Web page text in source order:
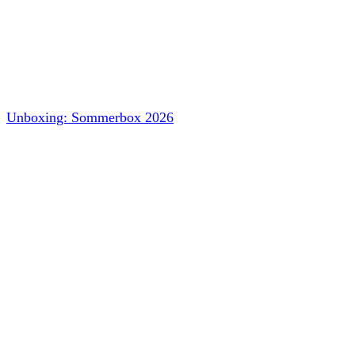
Unboxing: Sommerbox 2026